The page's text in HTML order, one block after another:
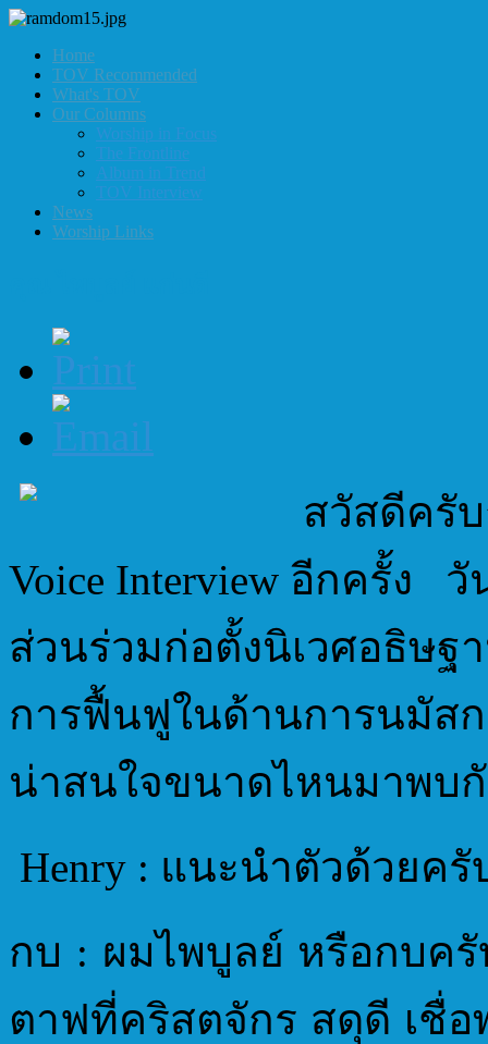
Home
TOV Recommended
What's TOV
Our Columns
Worship in Focus
The Frontline
Album in Trend
TOV Interview
News
Worship Links
สวัสดีครั
Voice Interview อีกครั้ง
ส่วนร่วมก่อตั้งนิเวศอธิษฐ
การฟื้นฟูในด้านการนมัส
น่าสนใจขนาดไหนมาพบ
Henry : แนะนำตัวด้วยครั
กบ : ผมไพบูลย์ หรือกบค
ตาฟที่คริสตจักร สดุดี เชื่อ